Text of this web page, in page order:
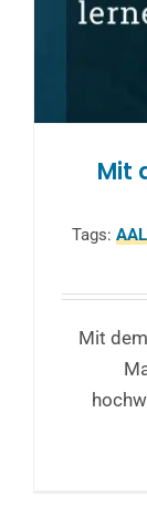
Mit
Tags: AAL
Mit